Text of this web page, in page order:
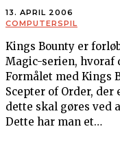
13. APRIL 2006
COMPUTERSPIL
Kings Bounty er
Magic-serien, hvoraf
Formålet med Kings
Scepter of Order,
dette skal gøres ved
Dette har man et…